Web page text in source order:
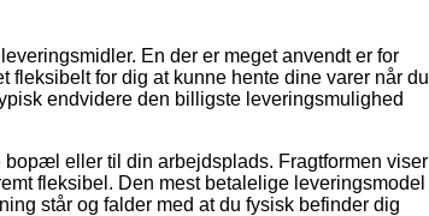
En der er meget anvendt er for
for dig at kunne hente dine varer når du
endvidere den billigste leveringsmulighed
eller til din arbejdsplads. Fragtformen viser
fleksibel. Den mest betalelige leveringsmodel
står og falder med at du fysisk befinder dig